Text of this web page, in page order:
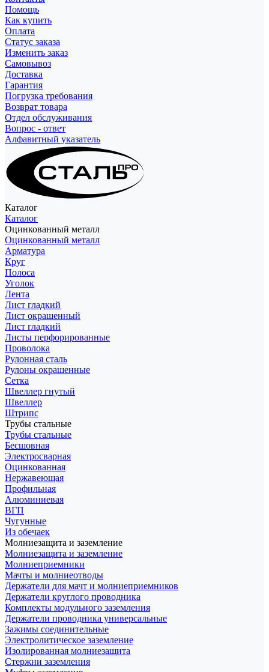
Помощь
Как купить
Оплата
Статус заказа
Изменить заказ
Самовывоз
Доставка
Гарантия
Погрузка требования
Возврат товара
Отдел обслуживания
Вопрос - ответ
Алфавитный указатель
Каталог
Каталог
Оцинкованный металл
Оцинкованный металл
Арматура
Круг
Полоса
Уголок
Лента
Лист гладкий
Лист окрашенный
Лист гладкий
Листы перфорированные
Проволока
Рулонная сталь
Рулоны окрашенные
Сетка
Швеллер гнутый
Швеллер
Штрипс
Трубы стальные
Трубы стальные
Бесшовная
Электросварная
Оцинкованная
Нержавеющая
Профильная
Алюминиевая
ВГП
Чугунные
Из обечаек
Молниезащита и заземление
Молниезащита и заземление
Молниеприемники
Мачты и молниеотводы
Держатели для мачт и молниеприемников
Держатели круглого проводника
Комплекты модульного заземления
Держатели проводника универсальные
Зажимы соединительные
Электролитическое заземление
Изолированная молниезащита
Стержни заземления